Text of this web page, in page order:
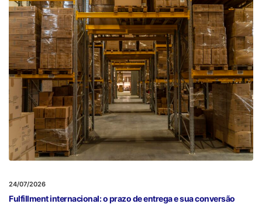
24/07/2026
Fulfillment internacional: o prazo de entrega e sua conversão